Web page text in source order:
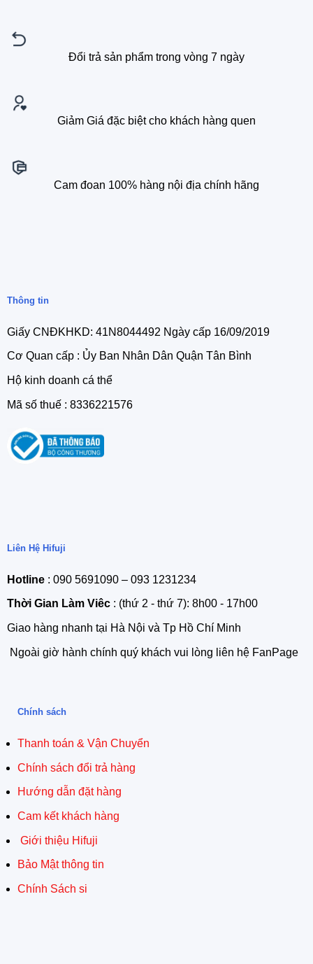
Đổi trả sản phẩm trong vòng 7 ngày
Giảm Giá đặc biệt cho khách hàng quen
Cam đoan 100% hàng nội địa chính hãng
Thông tin
Giấy CNĐKHKD: 41N8044492 Ngày cấp 16/09/2019
Cơ Quan cấp : Ủy Ban Nhân Dân Quận Tân Bình
Hộ kinh doanh cá thể
Mã số thuế : 8336221576
Liên Hệ Hifuji
Hotline: 090 5691090 – 093 1231234
Thời Gian Làm Viêc: (thứ 2 - thứ 7): 8h00 - 17h00
Giao hàng nhanh tại Hà Nội và Tp Hồ Chí Minh
Ngoài giờ hành chính quý khách vui lòng liên hệ FanPage
Chính sách
Thanh toán & Vận Chuyển
Chính sách đổi trả hàng
Hướng dẫn đặt hàng
Cam kết khách hàng
Giới thiệu Hifuji
Bảo Mật thông tin
Chính Sách si